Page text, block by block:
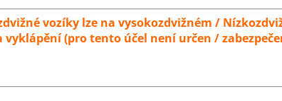
vozíky lze na vysokozdvižném /
(pro tento účel není určen /